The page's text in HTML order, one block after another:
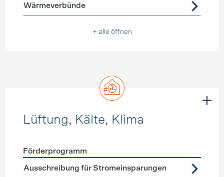
Wärmeverbünde
+ alle öffnen
Lüftung, Kälte, Klima
Förderprogramme Lüftung, Kälte, Klima
Förderprogramm
Ausschreibung für Stromeinsparungen